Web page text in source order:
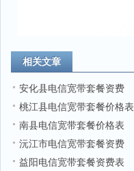
相关文章
安化县电信宽带套餐资费
桃江县电信宽带套餐价格表
南县电信宽带套餐价格表
沅江市电信宽带套餐资费
益阳电信宽带套餐资费表